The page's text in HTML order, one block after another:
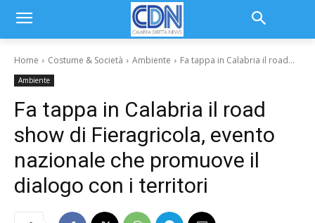
Home Costume & Società Ambiente Fa tappa in Calabria il road...
Ambiente
Fa tappa in Calabria il road
show di Fieragricola, evento
nazionale che promuove il
dialogo con i territori